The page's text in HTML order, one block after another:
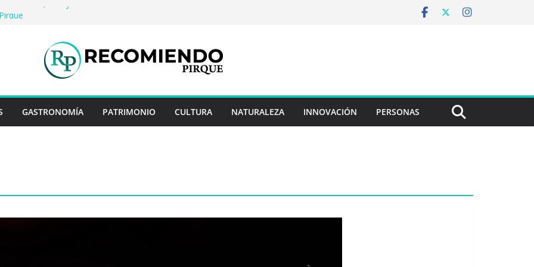
Historia, arte y entretención en Centro
Rayo Credit y diferencias frente a
destinos que nunca pasan de moda
historias: ingredientes que dieron
GASTRONOMÍA PATRIMONIO CULTURA NATURALEZA INNOVACIÓN PERSONAS